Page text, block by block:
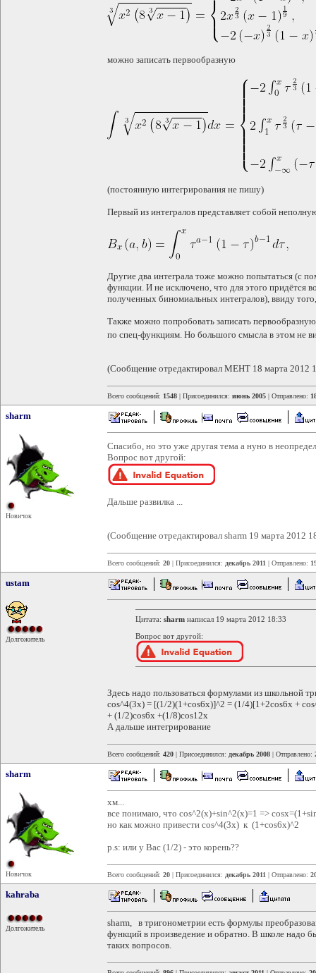
можно записать первообразную
(постоянную интегрирования не пишу)
Первый из интегралов представляет собой
Другие два интеграла тоже можно попытаться (с
функции. И не исключено, что для этого придётся
полученных биномиальных интегралов), ввиду
Также можно попробовать записать
по спец-функциям. Но большого смысла в этом не
(Сообщение отредактировал MEHT 18 марта 2012
Всего сообщений: 1548 | Присоединился: июнь 2005 | Отправлено:
sharm
Новичок
Спасибо, но это уже другая тема а нуно в
Вопрос вот другой:
Дальше развилка ...
(Сообщение отредактировал sharm 19 марта 2012
Всего сообщений: 20 | Присоединился: декабрь 2011 | Отправлено:
ustam
Долгожитель
Цитата: sharm написал 19 марта 2012 18:33
Вопрос вот другой:
Здесь надо пользоваться формулами из школьной
cos^4(3x) = [(1/2)(1+cos6x)]^2 = (1/4)[1+2cos6x +
+ (1/2)cos6x +(1/8)cos12x
А дальше интегрирование
Всего сообщений: 420 | Присоединился: декабрь 2008 | Отправлено:
sharm
Новичок
хм...
все понимаю, что cos^2(x)+sin^2(x)=1 =>
но как можно привести cos^4(3x) к (1+cos6x)^2
p.s: или у Вас (1/2) - это корень??
Всего сообщений: 20 | Присоединился: декабрь 2011 | Отправлено:
kahraba
Долгожитель
sharm, в тригонометрии есть формулы
функций в произведение и обратно. В школе надо
таких вопросов.